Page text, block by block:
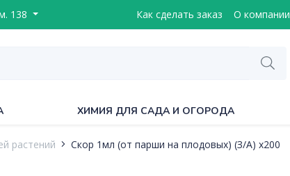
138 Как сделать заказ О компании
ХИМИЯ ДЛЯ САДА И ОГОРОДА
растений Скор 1мл (от парши на плодовых) (З/А) х200